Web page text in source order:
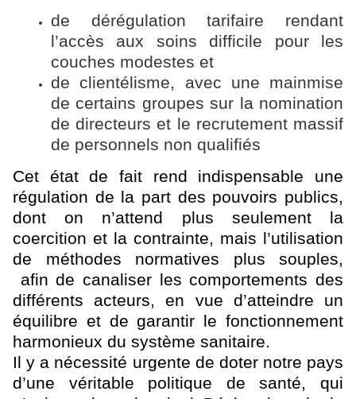
de dérégulation tarifaire rendant
l’accès aux soins difficile pour les
couches modestes et
de clientélisme, avec une mainmise
de certains groupes sur la nomination
de directeurs et le recrutement massif
de personnels non qualifiés
Cet état de fait rend indispensable une
régulation de la part des pouvoirs publics,
dont on n’attend plus seulement la
coercition et la contrainte, mais l’utilisation
de méthodes normatives plus souples,
afin de canaliser les comportements des
différents acteurs, en vue d’atteindre un
équilibre et de garantir le fonctionnement
harmonieux du système sanitaire.
Il y a nécessité urgente de doter notre pays
d’une véritable politique de santé, qui